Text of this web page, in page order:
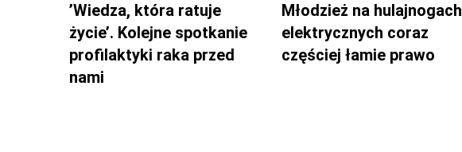
’Wiedza, która ratuje
życie’. Kolejne spotkanie
profilaktyki raka przed
nami
Młodzież na hulajnogach
elektrycznych coraz
częściej łamie prawo